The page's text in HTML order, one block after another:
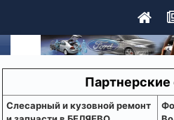
Слесарный и кузовной ремонт